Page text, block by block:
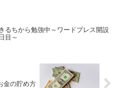
るちから勉強中～ワードプレス開設
目～
金の貯め方